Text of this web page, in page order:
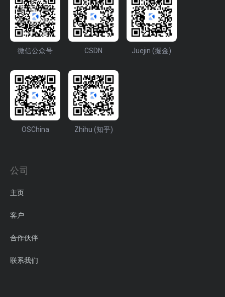
微信公众号 CSDN Juejin (掘金)
OSChina Zhihu (知乎)
公司
主页
客户
合作伙伴
联系我们